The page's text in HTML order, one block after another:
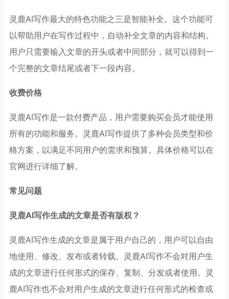
灵鹿AI写作最大的特色功能之三是智能补全。这个功能可
以帮助用户在写作过程中，自动补全文章的内容和结构。
用户只需要输入文章的开头或者中间部分，就可以得到一
个完整的文章结尾或者下一段内容。
收费价格
灵鹿AI写作是一款付费产品，用户需要购买会员才能使用
所有的功能和服务。灵鹿AI写作提供了多种会员类型和价
格方案，以满足不同用户的需求和预算。具体价格可以在
官网进行详细了解。
常见问题
灵鹿AI写作生成的文章是否有版权？
灵鹿AI写作生成的文章是属于用户自己的，用户可以自由
地使用、修改、发布或者转载。灵鹿AI写作不会对用户生
成的文章进行任何形式的保存、复制、分发或者使用。灵
鹿AI写作也不会对用户生成的文章进行任何形式的检查或